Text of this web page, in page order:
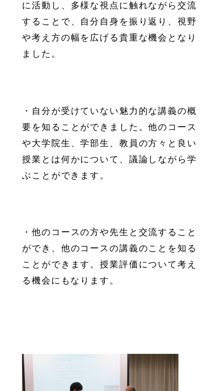
に活動し、多様な視点に触れながら交流
することで、自分自身を振り返り、視野
や考え方の幅を広げる貴重な機会となり
ました。
・自分が受けていない魅力的な講義の概
要を知ることができました。他のコース
や大学院生、学部生、教員の方々と良い
授業とは何かについて、議論しながら学
ぶことができます。
・他のコースの方や先生と交流すること
ができ、他のコースの講義のことを知る
ことができます。授業評価について考え
る機会にもなります。